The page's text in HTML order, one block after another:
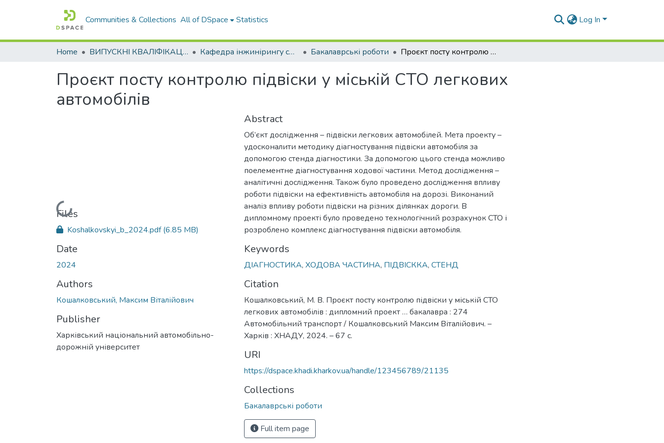
Communities & Collections All of DSpace Statistics Log In
Home ВИПУСКНІ КВАЛІФІКАЦІЙНІ РОБОТИ Кафедра інжинірингу систем автомобільного транспорту Бакалаврські роботи Проєкт посту контролю підвіски у міській СТО легкових автомобілів
Проєкт посту контролю підвіски у міській СТО легкових
автомобілів
Loading...
Files
Koshalkovskyi_b_2024.pdf(6.85 MB)
Date
2024
Authors
Кошалковський, Максим Віталійович
Publisher
Харківський національний автомобільно-
дорожній університет
Abstract
Об’єкт дослідження – підвіски легкових автомобілей. Мета проекту –
удосконалити методику діагностування підвіски автомобіля за
допомогою стенда діагностики. За допомогою цього стенда можливо
поелементне діагностування ходової частини. Метод дослідження –
аналітичні дослідження. Також було проведено дослідження впливу
роботи підвіски на ефективність автомобіля на дорозі. Виконаний
аналіз впливу роботи підвіски на різних ділянках дороги. В
дипломному проекті було проведено технологічний розрахунок СТО і
розроблено комплекс діагностування підвіски автомобіля.
Keywords
ДІАГНОСТИКА, ХОДОВА ЧАСТИНА, ПІДВІСККА, СТЕНД
Citation
Кошалковський, М. В. Проєкт посту контролю підвіски у міській СТО
легкових автомобілів : дипломний проект … бакалавра : 274
Автомобільний транспорт / Кошалковський Максим Віталійович. –
Харків : ХНАДУ, 2024. – 67 с.
URI
https://dspace.khadi.kharkov.ua/handle/123456789/21135
Collections
Бакалаврські роботи
Full item page